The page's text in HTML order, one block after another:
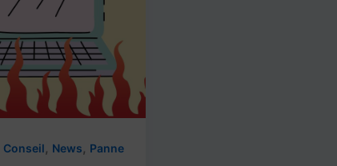
Conseil News Panne